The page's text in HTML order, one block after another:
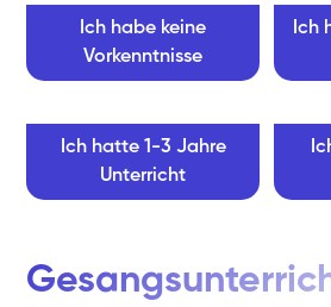
Ich habe keine
Vorkenntnisse
Ich
Ich hatte 1-3 Jahre
Unterricht